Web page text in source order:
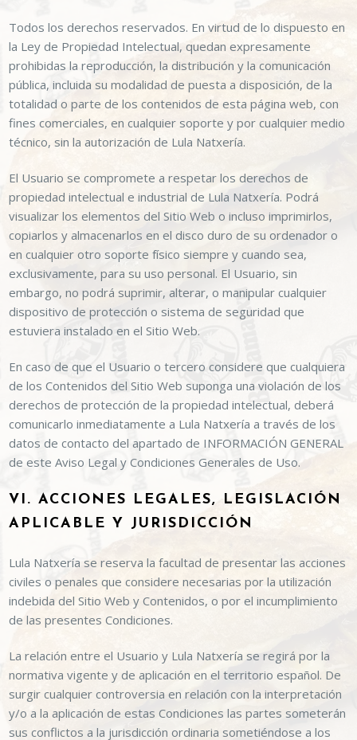
Todos los derechos reservados. En virtud de lo dispuesto en
la Ley de Propiedad Intelectual, quedan expresamente
prohibidas la reproducción, la distribución y la comunicación
pública, incluida su modalidad de puesta a disposición, de la
totalidad o parte de los contenidos de esta página web, con
fines comerciales, en cualquier soporte y por cualquier medio
técnico, sin la autorización de Lula Natxería.
El Usuario se compromete a respetar los derechos de
propiedad intelectual e industrial de Lula Natxería. Podrá
visualizar los elementos del Sitio Web o incluso imprimirlos,
copiarlos y almacenarlos en el disco duro de su ordenador o
en cualquier otro soporte físico siempre y cuando sea,
exclusivamente, para su uso personal. El Usuario, sin
embargo, no podrá suprimir, alterar, o manipular cualquier
dispositivo de protección o sistema de seguridad que
estuviera instalado en el Sitio Web.
En caso de que el Usuario o tercero considere que cualquiera
de los Contenidos del Sitio Web suponga una violación de los
derechos de protección de la propiedad intelectual, deberá
comunicarlo inmediatamente a Lula Natxería a través de los
datos de contacto del apartado de INFORMACIÓN GENERAL
de este Aviso Legal y Condiciones Generales de Uso.
VI. ACCIONES LEGALES, LEGISLACIÓN
APLICABLE Y JURISDICCIÓN
Lula Natxería se reserva la facultad de presentar las acciones
civiles o penales que considere necesarias por la utilización
indebida del Sitio Web y Contenidos, o por el incumplimiento
de las presentes Condiciones.
La relación entre el Usuario y Lula Natxería se regirá por la
normativa vigente y de aplicación en el territorio español. De
surgir cualquier controversia en relación con la interpretación
y/o a la aplicación de estas Condiciones las partes someterán
sus conflictos a la jurisdicción ordinaria sometiéndose a los